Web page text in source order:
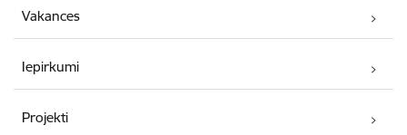
Vakances
Iepirkumi
Projekti